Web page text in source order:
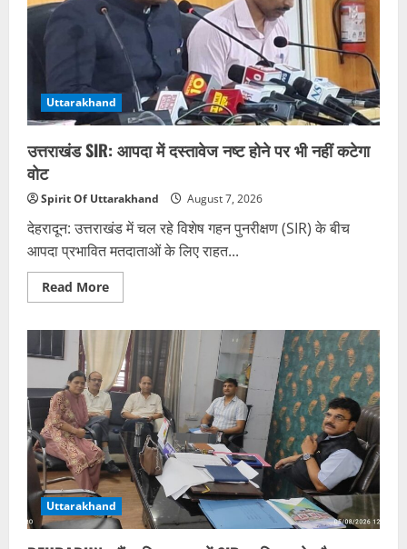
से
ऊपर;
बारिश
का
अलर्ट
Uttarakhand
उत्तराखंड SIR: आपदा में दस्तावेज नष्ट होने पर भी नहीं कटेगा
वोट
Spirit Of Uttarakhand August 7, 2026
देहरादून: उत्तराखंड में चल रहे विशेष गहन पुनरीक्षण (SIR) के बीच
आपदा प्रभावित मतदाताओं के लिए राहत...
Read MoreRead
more
SIR:
आपदा
दस्तावेज
नष्ट
होने
पर
भी
नहीं
कटेगा
वोट
Uttarakhand